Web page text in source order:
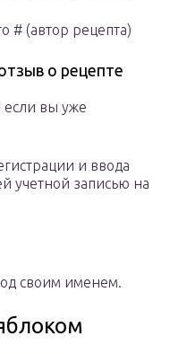
# (автор рецепта)
о рецепте
если вы уже
и ввода
учетной записью на
своим именем.